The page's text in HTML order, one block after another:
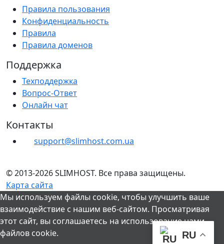
Правила пользования
Конфиденциальность
Правила
Правила доменов
Поддержка
Техподдержка
Вопрос-Ответ
Онлайн чат
Контакты
support@slimhost.com.ua
© 2013-2026 SLIMHOST. Все права защищены.
Карта сайта
RU
Мы используем файлы cookie, чтобы улучшить ваше
взаимодействие с нашим веб-сайтом. Просматривая
этот сайт, вы соглашаетесь на использование нами
файлов cookie.